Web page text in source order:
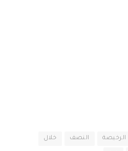
الرخيصة النصف خلال